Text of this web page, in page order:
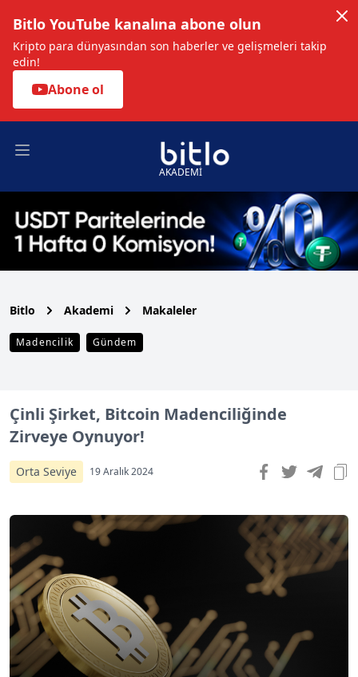
Bitlo YouTube kanalına abone olun
Kripto para dünyasından son haberler ve gelişmeleri takip
edin!
Abone ol
Open main menu
AKADEMİ
Bitlo Akademi Makaleler
Madencilik Gündem
Çinli Şirket, Bitcoin Madenciliğinde
Zirveye Oynuyor!
Orta Seviye 19 Aralık 2024